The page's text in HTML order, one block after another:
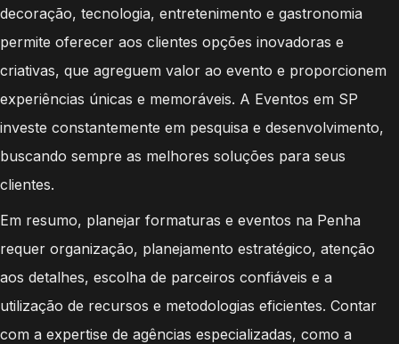
decoração, tecnologia, entretenimento e gastronomia
permite oferecer aos clientes opções inovadoras e
criativas, que agreguem valor ao evento e proporcionem
experiências únicas e memoráveis. A Eventos em SP
investe constantemente em pesquisa e desenvolvimento,
buscando sempre as melhores soluções para seus
clientes.
Em resumo, planejar formaturas e eventos na Penha
requer organização, planejamento estratégico, atenção
aos detalhes, escolha de parceiros confiáveis e a
utilização de recursos e metodologias eficientes. Contar
com a expertise de agências especializadas, como a